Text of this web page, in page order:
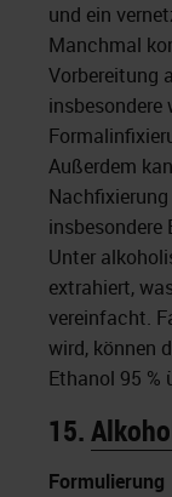
und ein
Manchmal
Vorbereitung
insbesondere
Außerdem
insbesondere
Unter
extrahiert,
vereinfacht.
wird, können
Ethanol 95 %
15.
Formulierung